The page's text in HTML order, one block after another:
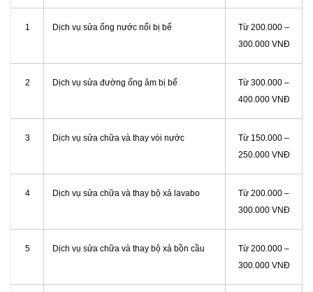
1 Dịch vụ sửa ống nước nổi bị bể
Từ 200.000 –
300.000 VNĐ
2 Dịch vụ sửa đường ống âm bị bể
Từ 300.000 –
400.000 VNĐ
3 Dịch vụ sửa chữa và thay vòi nước
Từ 150.000 –
250.000 VNĐ
4 Dịch vụ sửa chữa và thay bộ xả lavabo
Từ 200.000 –
300.000 VNĐ
5 Dịch vụ sửa chữa và thay bộ xả bồn cầu
Từ 200.000 –
300.000 VNĐ